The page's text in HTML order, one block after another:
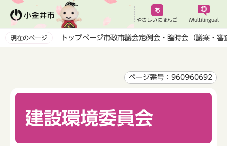
ペ
やさしいにほんご Multilingual
現在のページ トップページ市政市議会定例会・臨時会（議案・審
ページ番号：960960692
建設環境委員会